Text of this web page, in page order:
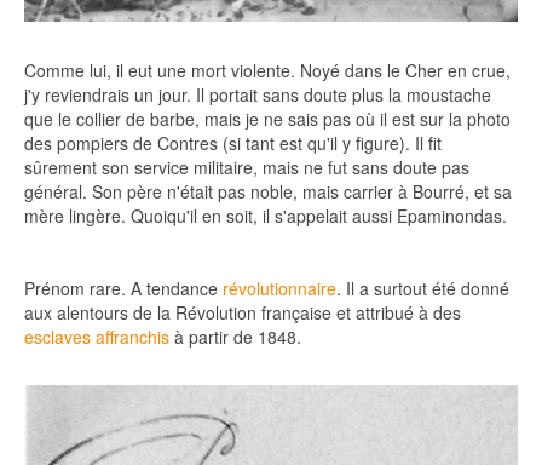
Comme lui, il eut une mort violente. Noyé dans le Cher en crue,
j'y reviendrais un jour. Il portait sans doute plus la moustache
que le collier de barbe, mais je ne sais pas où il est sur la photo
des pompiers de Contres (si tant est qu'il y figure). Il fit
sûrement son service militaire, mais ne fut sans doute pas
général. Son père n'était pas noble, mais carrier à Bourré, et sa
mère lingère. Quoiqu'il en soit, il s'appelait aussi Epaminondas.
Prénom rare. A tendance révolutionnaire. Il a surtout été donné
aux alentours de la Révolution française et attribué à des
esclaves affranchis à partir de 1848.